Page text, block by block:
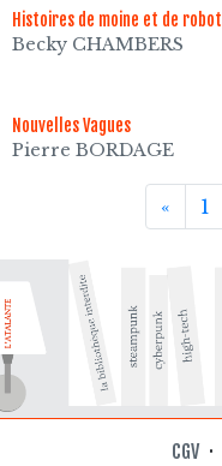
Histoires de moine et de robot
Becky CHAMBERS
Nouvelles Vagues
Pierre BORDAGE
« 1
CGV ·